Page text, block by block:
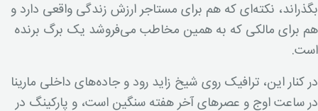
بگذراند، نکته‌ای که هم برای مستاجر ارزش زندگی واقعی دارد و
هم برای مالکی که به همین مخاطب می‌فروشد یک برگ برنده
است.
در کنار این، ترافیک روی شیخ زاید رود و جاده‌های داخلی مارینا
در ساعت اوج و عصرهای آخر هفته سنگین است، و پارکینگ در